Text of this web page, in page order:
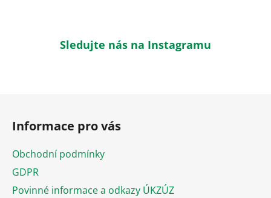
Sledujte nás na Instagramu
Informace pro vás
Obchodní podmínky
GDPR
Povinné informace a odkazy ÚKZÚZ